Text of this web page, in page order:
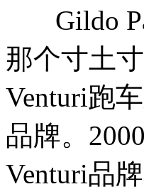
Gildo
那个寸土
Venturi跑
品牌。
Venturi品